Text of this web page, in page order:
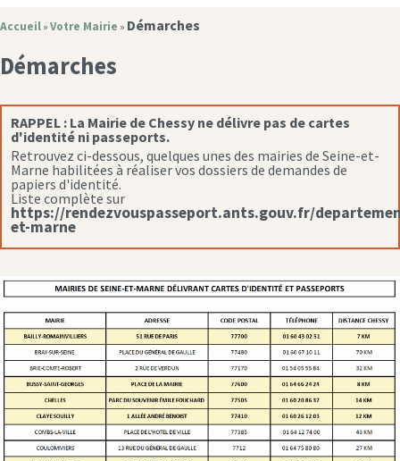
Accueil » Votre Mairie » Démarches
Démarches
RAPPEL : La Mairie de Chessy ne délivre pas de cartes
d'identité ni passeports.
Retrouvez ci-dessous, quelques unes des mairies de Seine-et-
Marne habilitées à réaliser vos dossiers de demandes de
papiers d'identité.
Liste complète sur
https://rendezvouspasseport.ants.gouv.fr/
et-marne